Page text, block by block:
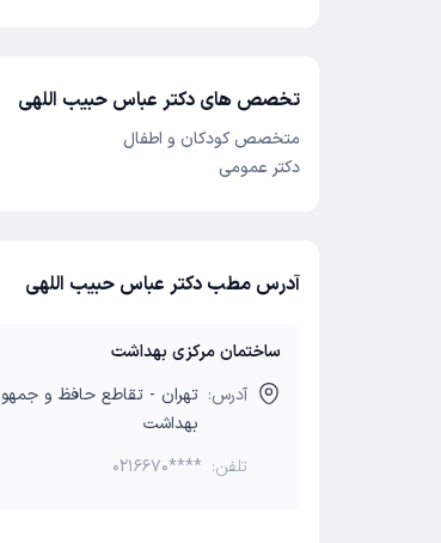
تخصص های دکتر عباس حبیب اللهی
متخصص کودکان و اطفال
دکتر عمومی
آدرس مطب دکتر عباس حبیب اللهی
ساختمان مرکزی بهداشت
آدرس: تهران - تقاطع حافظ و
بهداشت
تلفن: 0216670****